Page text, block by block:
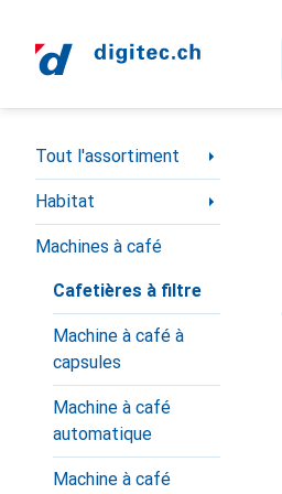
Navigation par catégorie
Tout l'assortiment
Habitat
Machines à café
Cafetières à filtre
Machine à café à
capsules
Machine à café
automatique
Machine à café